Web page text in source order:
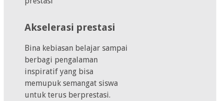
Akselerasi prestasi
Bina kebiasan belajar sampai
berbagi pengalaman
inspiratif yang bisa
memupuk semangat siswa
untuk terus berprestasi.